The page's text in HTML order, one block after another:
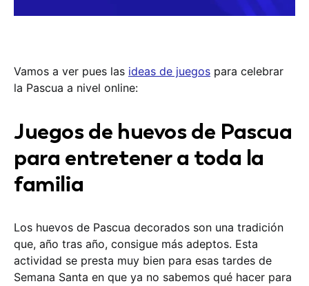
Vamos a ver pues las ideas de juegos para celebrar
la Pascua a nivel online:
Juegos de huevos de Pascua
para entretener a toda la
familia
Los huevos de Pascua decorados son una tradición
que, año tras año, consigue más adeptos. Esta
actividad se presta muy bien para esas tardes de
Semana Santa en que ya no sabemos qué hacer para